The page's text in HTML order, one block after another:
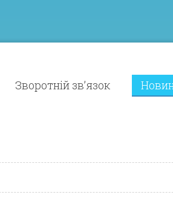
Зворотній зв’язок